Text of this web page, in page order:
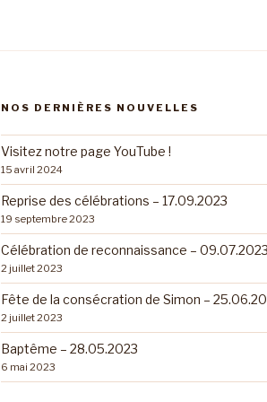
NOS DERNIÈRES NOUVELLES
Visitez notre page YouTube !
15 avril 2024
Reprise des célébrations – 17.09.2023
19 septembre 2023
Célébration de reconnaissance – 09.07.2023
2 juillet 2023
Fête de la consécration de Simon –
2 juillet 2023
Baptême – 28.05.2023
6 mai 2023